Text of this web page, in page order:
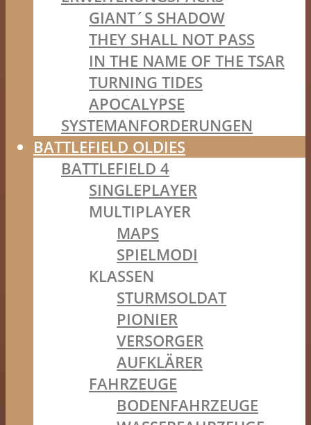
GIANT´S SHADOW
THEY SHALL NOT PASS
IN THE NAME OF THE TSAR
TURNING TIDES
APOCALYPSE
SYSTEMANFORDERUNGEN
BATTLEFIELD OLDIES
BATTLEFIELD 4
SINGLEPLAYER
MULTIPLAYER
MAPS
SPIELMODI
KLASSEN
STURMSOLDAT
PIONIER
VERSORGER
AUFKLÄRER
FAHRZEUGE
BODENFAHRZEUGE